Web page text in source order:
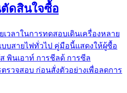
ดสินใจซื้อ
วลาในการทดสอบเดินเครื่องหลาย
บบสายไฟทั่วไป คู่มือนี้แสดงให้ผู้ซื้อ
พินเอาท์ การชีลด้ การซีล
รวจสอบ ก่อนสั่งตัวอย่างเพื่อลดการ